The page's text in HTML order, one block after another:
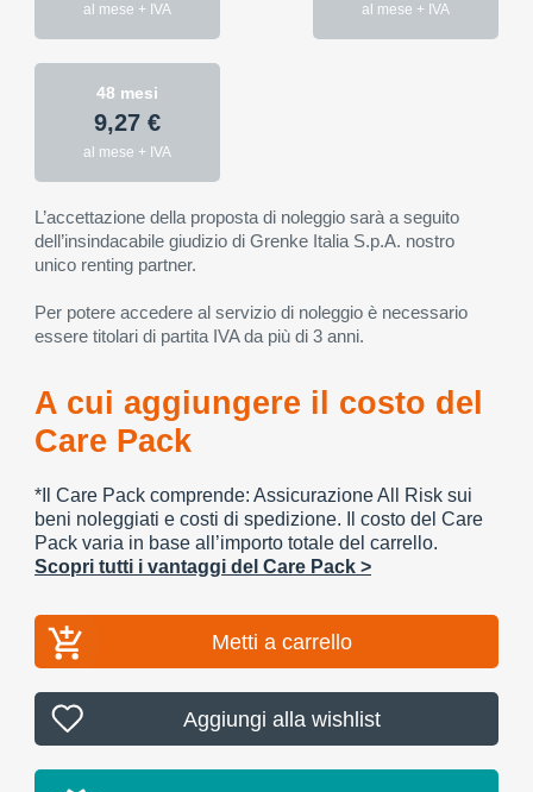
al mese + IVA al mese + IVA
48 mesi
9,27 €
al mese + IVA
L’accettazione della proposta di noleggio sarà a seguito
dell’insindacabile giudizio di Grenke Italia S.p.A. nostro
unico renting partner.
Per potere accedere al servizio di noleggio è necessario
essere titolari di partita IVA da più di 3 anni.
A cui aggiungere il costo del
Care Pack
*Il Care Pack comprende: Assicurazione All Risk sui
beni noleggiati e costi di spedizione. Il costo del Care
Pack varia in base all’importo totale del carrello.
Scopri tutti i vantaggi del Care Pack >
Metti a carrello
Aggiungi alla wishlist